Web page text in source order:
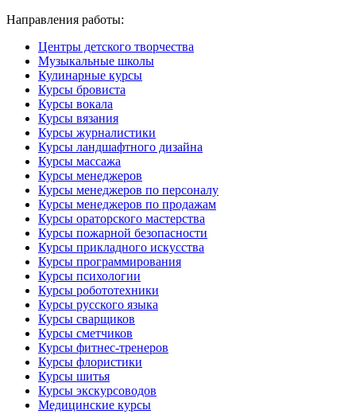
Направления работы:
Центры детского творчества
Музыкальные школы
Кулинарные курсы
Курсы бровиста
Курсы вокала
Курсы вязания
Курсы журналистики
Курсы ландшафтного дизайна
Курсы массажа
Курсы менеджеров
Курсы менеджеров по персоналу
Курсы менеджеров по продажам
Курсы ораторского мастерства
Курсы пожарной безопасности
Курсы прикладного искусства
Курсы программирования
Курсы психологии
Курсы робототехники
Курсы русского языка
Курсы сварщиков
Курсы сметчиков
Курсы фитнес-тренеров
Курсы флористики
Курсы шитья
Курсы экскурсоводов
Медицинские курсы